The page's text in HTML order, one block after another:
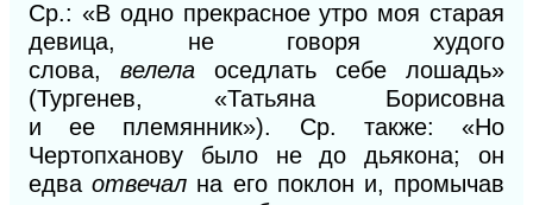
Ср.: «В одно прекрасное утро моя старая
девица, не говоря худого
слова, велела оседлать себе лошадь»
(Тургенев, «Татьяна Борисовна
иее племянник»). Ср. также: «Но
Чертопханову было не до дьякона; он
едваотвечал на его поклон и, промычав